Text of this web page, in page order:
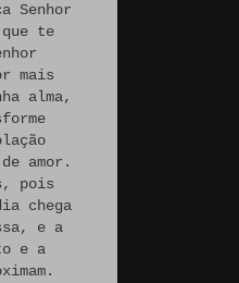
Senhor
te
mais
alma,
amor.
pois
chega
e a
e a